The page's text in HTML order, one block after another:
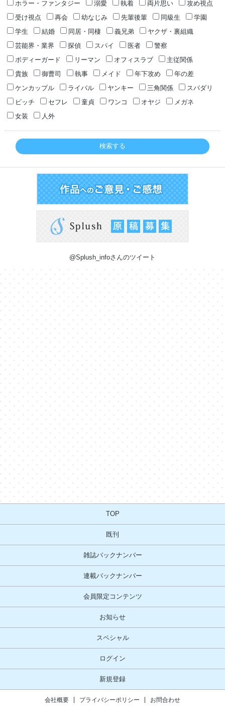
ホラー・ファンタジー
溺愛 執着 両片思い
攻め視点
受け視点
再会 幼なじみ 先輩後輩 同級生
学園
学生
結婚 同居・同棲 義兄弟
ヤクザ・裏組織
芸能界・業界
探偵 スパイ 医者
警察
ボディーガード
リーマン オフィスラブ
主従関係
貴族
御曹司 執事 メイド 年下攻め
年の差
ケンカップル
ライバル ヤンキー 三角関係
スパダリ
ビッチ
セフレ 童貞 ワンコ オヤジ
メガネ
女装
人外
検索する
@Splush_infoさんのツイート
TOP
既刊
雑誌バックナンバー
連載バックナンバー
会員限定コンテンツ
お知らせ
スペシャル
ログイン
新規登録
会社概要 プライバシーポリシー お問合わせ